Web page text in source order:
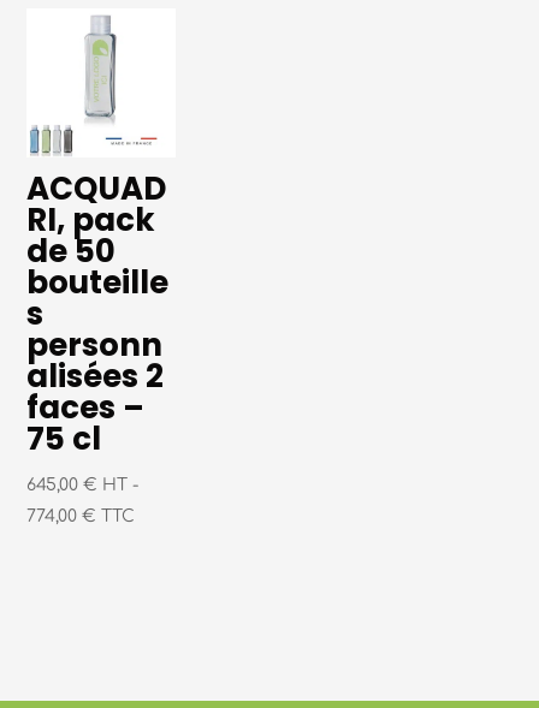
ACQUAD
RI, pack
de 50
bouteille
s
personn
alisées 2
faces –
75 cl
645,00 € HT
-
774,00 € TTC